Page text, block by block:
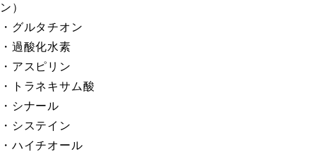
ン）
・グルタチオン
・過酸化水素
・アスピリン
・トラネキサム酸
・シナール
・システイン
・ハイチオール